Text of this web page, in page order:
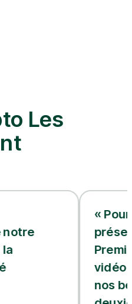
Les
« Pour l’équipe
présente deux
Premièrement,
vidéo nous aide
nos besoins en